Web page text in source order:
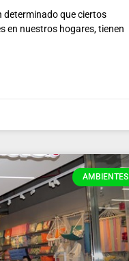
determinado que ciertos
en nuestros hogares, tienen
AMBIENTES